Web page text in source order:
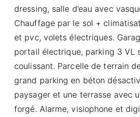
dressing, salle d’eau avec
Chauffage par le sol +
et pvc, volets électriques.
portail électrique, parking 3 VL
coulissant. Parcelle de terrain
grand parking en béton
paysager et une terrasse avec
forgé. Alarme, visiophone et